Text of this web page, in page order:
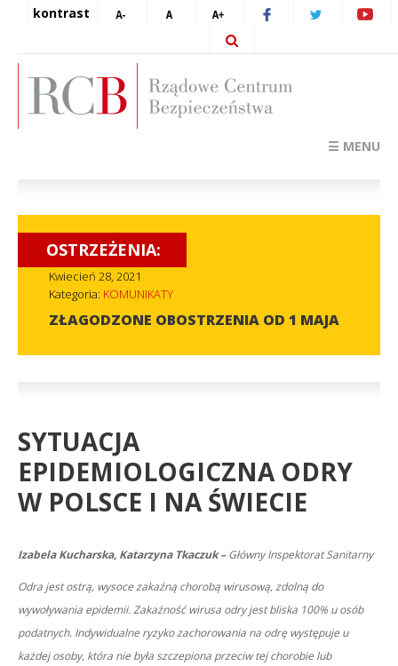
kontrast
☰ MENU
OSTRZEŻENIA:
Kwiecień 28, 2021
Kategoria: KOMUNIKATY
ZŁAGODZONE OBOSTRZENIA OD 1 MAJA
SYTUACJA
EPIDEMIOLOGICZNA ODRY
W POLSCE I NA ŚWIECIE
Izabela Kucharska, Katarzyna Tkaczuk –Główny Inspektorat Sanitarny
Odra jest ostrą, wysoce zakaźną chorobą wirusową, zdolną do
wywoływania epidemii. Zakaźność wirusa odry jest bliska 100% u osób
podatnych. Indywidualne ryzyko zachorowania na odrę występuje u
każdej osoby, która nie była szczepiona przeciw tej chorobie lub